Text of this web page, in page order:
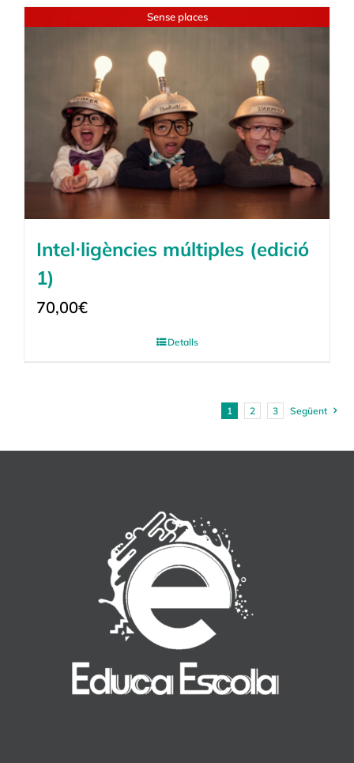
Sense places
Intel·ligències múltiples (edició
1)
70,00€
Detalls
1 2 3 Següent